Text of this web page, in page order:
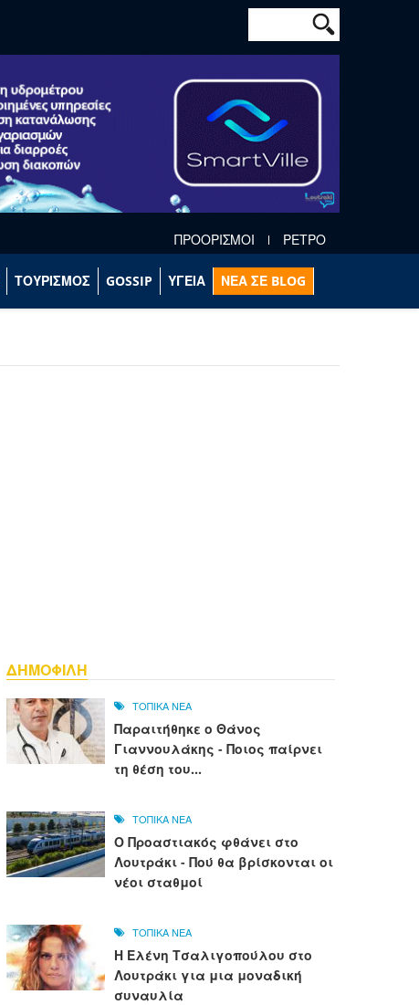
Φόρμα
Αναζήτηση
ΠΡΟΟΡΙΣΜΟΙ ΡΕΤΡΟ
ΤΟΥΡΙΣΜΟΣ GOSSIP ΥΓΕΙΑ ΝΕΑ ΣΕ BLOG
ΔΗΜΟΦΙΛΗ
ΤΟΠΙΚΑ ΝΕΑ
Παραιτήθηκε ο Θάνος
Γιαννουλάκης - Ποιος παίρνει
τη θέση του...
ΤΟΠΙΚΑ ΝΕΑ
Ο Προαστιακός φθάνει στο
Λουτράκι - Πού θα βρίσκονται οι
νέοι σταθμοί
ΤΟΠΙΚΑ ΝΕΑ
Η Ελένη Τσαλιγοπούλου στο
Λουτράκι για μια μοναδική
συναυλία